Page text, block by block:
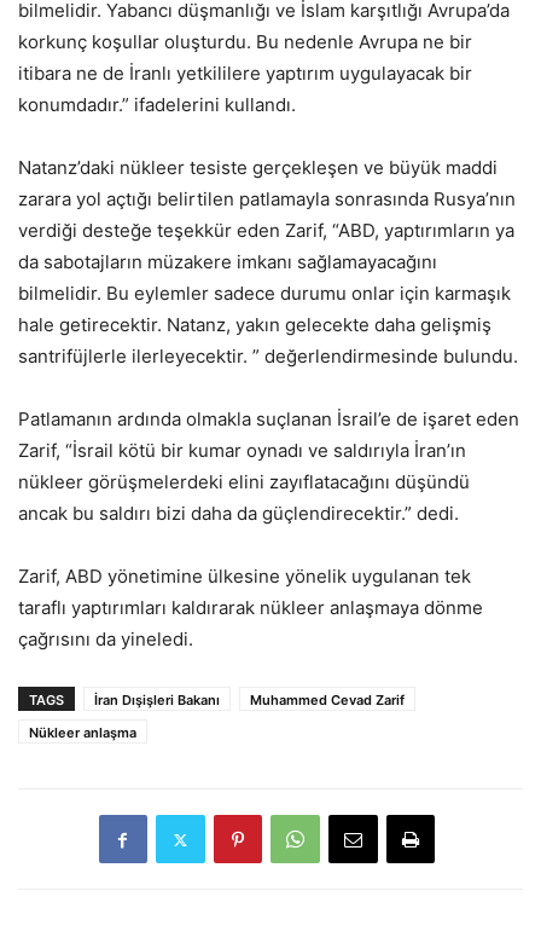
bilmelidir. Yabancı düşmanlığı ve İslam karşıtlığı Avrupa’da
korkunç koşullar oluşturdu. Bu nedenle Avrupa ne bir
itibara ne de İranlı yetkililere yaptırım uygulayacak bir
konumdadır.” ifadelerini kullandı.
Natanz’daki nükleer tesiste gerçekleşen ve büyük maddi
zarara yol açtığı belirtilen patlamayla sonrasında Rusya’nın
verdiği desteğe teşekkür eden Zarif, “ABD, yaptırımların ya
da sabotajların müzakere imkanı sağlamayacağını
bilmelidir. Bu eylemler sadece durumu onlar için karmaşık
hale getirecektir. Natanz, yakın gelecekte daha gelişmiş
santrifüjlerle ilerleyecektir. ” değerlendirmesinde bulundu.
Patlamanın ardında olmakla suçlanan İsrail’e de işaret eden
Zarif, “İsrail kötü bir kumar oynadı ve saldırıyla İran’ın
nükleer görüşmelerdeki elini zayıflatacağını düşündü
ancak bu saldırı bizi daha da güçlendirecektir.” dedi.
Zarif, ABD yönetimine ülkesine yönelik uygulanan tek
taraflı yaptırımları kaldırarak nükleer anlaşmaya dönme
çağrısını da yineledi.
TAGS İran Dışişleri Bakanı
Muhammed Cevad Zarif
Nükleer anlaşma